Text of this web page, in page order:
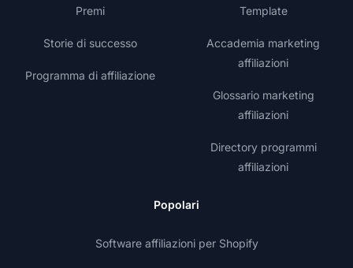
Premi
Storie di successo
Programma di affiliazione
Template
Accademia marketing
affiliazioni
Glossario marketing
affiliazioni
Directory programmi
affiliazioni
Popolari
Software affiliazioni per Shopify